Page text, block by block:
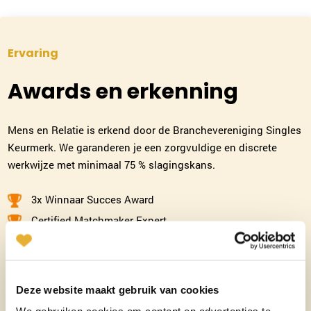
Deze website maakt gebruik van cookies
Ervaring
Awards en erkenning
Mens en Relatie is erkend door de Branchevereniging Singles
Keurmerk. We garanderen je een zorgvuldige en discrete
werkwijze met minimaal 75 % slagingskans.
3x Winnaar Succes Award
Certified Matchmaker Expert
Grootste bureau van Nederland
020-2610753|email
Judith Bakker
035-2031634|email
Plan kennismaking
Heidi Sutorius
Plan kennismaking